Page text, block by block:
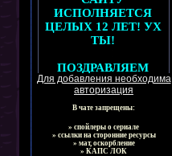
Для добавления необходима
авторизация
В чате запрещены:
» спойлеры о сериале
» ссылки на сторонние ресурсы
» мат, оскорбление
» КАПС ЛОК